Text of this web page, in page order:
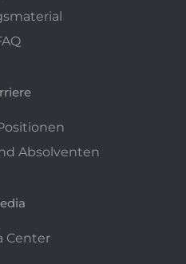
Absolventen
Center